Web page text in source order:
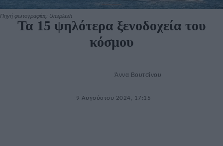
Πηγή φωτογραφίας: Unsplash
Τα 15 ψηλότερα ξενοδοχεία του
κόσμου
Άννα Βουτσίνου
9 Αυγούστου 2024, 17:15